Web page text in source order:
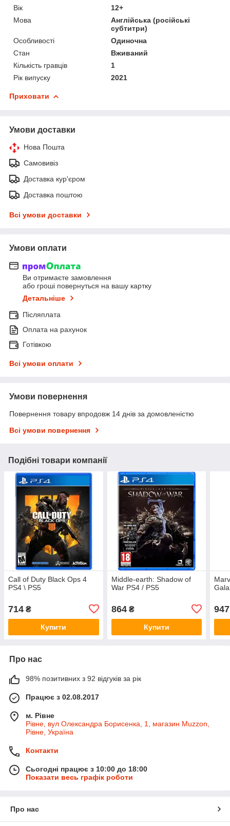
Вік
12+
Мова
Англійська (російські
субтитри)
Особливості
Одиночна
Стан
Вживаний
Кількість гравців
1
Рік випуску
2021
Приховати
Умови доставки
Нова Пошта
Самовивіз
Доставка кур'єром
Доставка поштою
Всі умови доставки
Умови оплати
Ви отримаєте замовлення
або гроші повернуться на вашу картку
Детальніше
Післяплата
Оплата на рахунок
Готівкою
Всі умови оплати
Умови повернення
Повернення товару впродовж 14 днів за домовленістю
Всі умови повернення
Подібні товари компанії
Call of Duty Black Ops 4
PS4 \ PS5
714 ₴
Купити
Middle-earth: Shadow of
War PS4 / PS5
864₴
Купити
947
Про нас
98% позитивних з 92 відгуків за рік
Працює з 02.08.2017
м. Рівне
Рівне, вул Олександра Борисенка, 1, магазин Muzzon,
Рівне, Україна
Контакти
Сьогодні працює з 10:00 до 18:00
Показати весь графік роботи
Про нас